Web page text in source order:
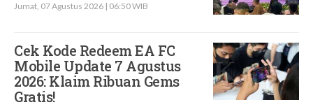
Jumat, 07 Agustus 2026 | 06:50 WIB
Cek Kode Redeem EA FC
Mobile Update 7 Agustus
2026: Klaim Ribuan Gems
Gratis!